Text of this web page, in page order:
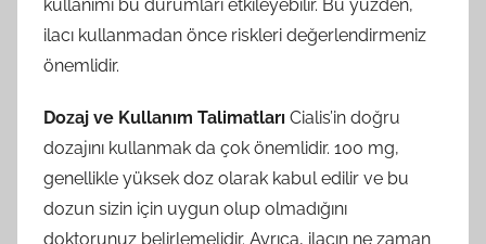
kullanımı bu durumları etkileyebilir. Bu yüzden,
ilacı kullanmadan önce riskleri değerlendirmeniz
önemlidir.
Dozaj ve Kullanım Talimatları Cialis’in doğru
dozajını kullanmak da çok önemlidir. 100 mg,
genellikle yüksek doz olarak kabul edilir ve bu
dozun sizin için uygun olup olmadığını
doktorunuz belirlemelidir. Ayrıca, ilacın ne zaman